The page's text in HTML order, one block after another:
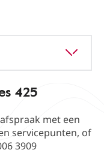
425
met een
servicepunten, of
3909